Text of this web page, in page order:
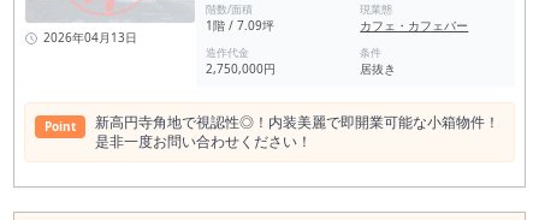
2026年04月13日
階数/面積
1階 / 7.09坪
現業態
カフェ・カフェバー
造作代金
2,750,000円
条件
居抜き
Point
新高円寺角地で視認性◎！内装美麗で即開業可能な小箱物件！
是非一度お問い合わせください！